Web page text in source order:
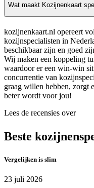
Wat maakt Kozijnenkaart
kozijnenkaart.nl opereert
kozijnspecialisten in
beschikbaar zijn en goed
Wij maken een koppeling
waardoor er een win-win
concurrentie van
graag willen hebben, zorgt
beter wordt voor jou!
Lees de recensies over
Beste
Vergelijken is slim
23 juli 2026